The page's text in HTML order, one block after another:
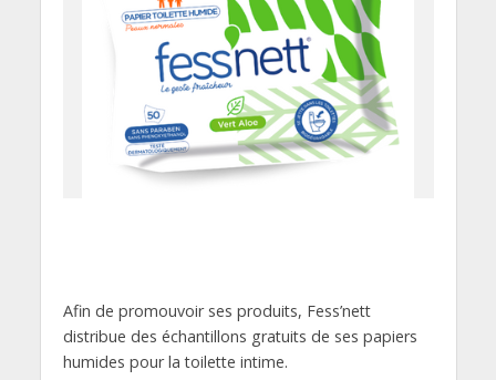
Afin de promouvoir ses produits, Fess’nett
distribue des échantillons gratuits de ses papiers
humides pour la toilette intime.